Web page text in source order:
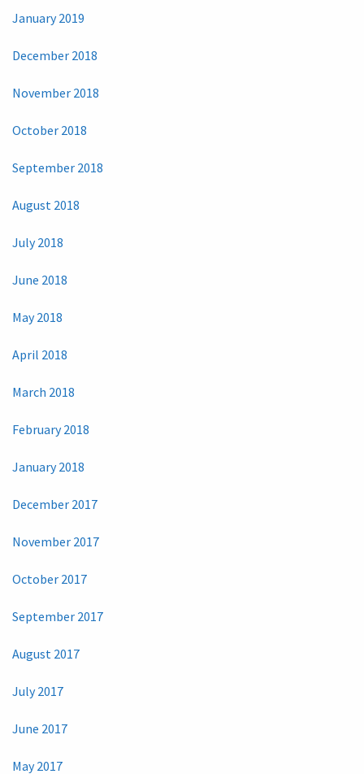
January 2019
December 2018
November 2018
October 2018
September 2018
August 2018
July 2018
June 2018
May 2018
April 2018
March 2018
February 2018
January 2018
December 2017
November 2017
October 2017
September 2017
August 2017
July 2017
June 2017
May 2017